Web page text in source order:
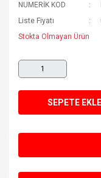
NUMERİK KOD
Liste Fiyatı
Stokta Olmayan Ürün
SEPETE EKLE